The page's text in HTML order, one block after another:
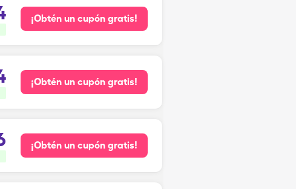
¡Obtén un cupón gratis!
¡Obtén un cupón gratis!
¡Obtén un cupón gratis!